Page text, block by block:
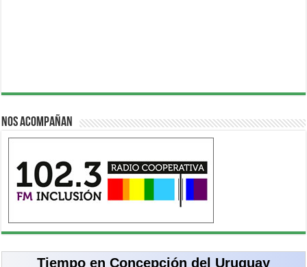
Nos acompañan
Tiempo en Concepción del Uruguay